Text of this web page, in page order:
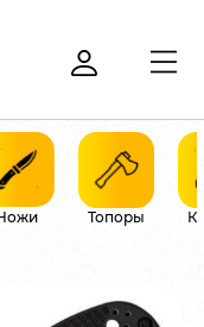
Топоры